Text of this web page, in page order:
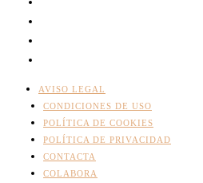
AVISO LEGAL
CONDICIONES DE USO
POLÍTICA DE COOKIES
POLÍTICA DE PRIVACIDAD
CONTACTA
COLABORA